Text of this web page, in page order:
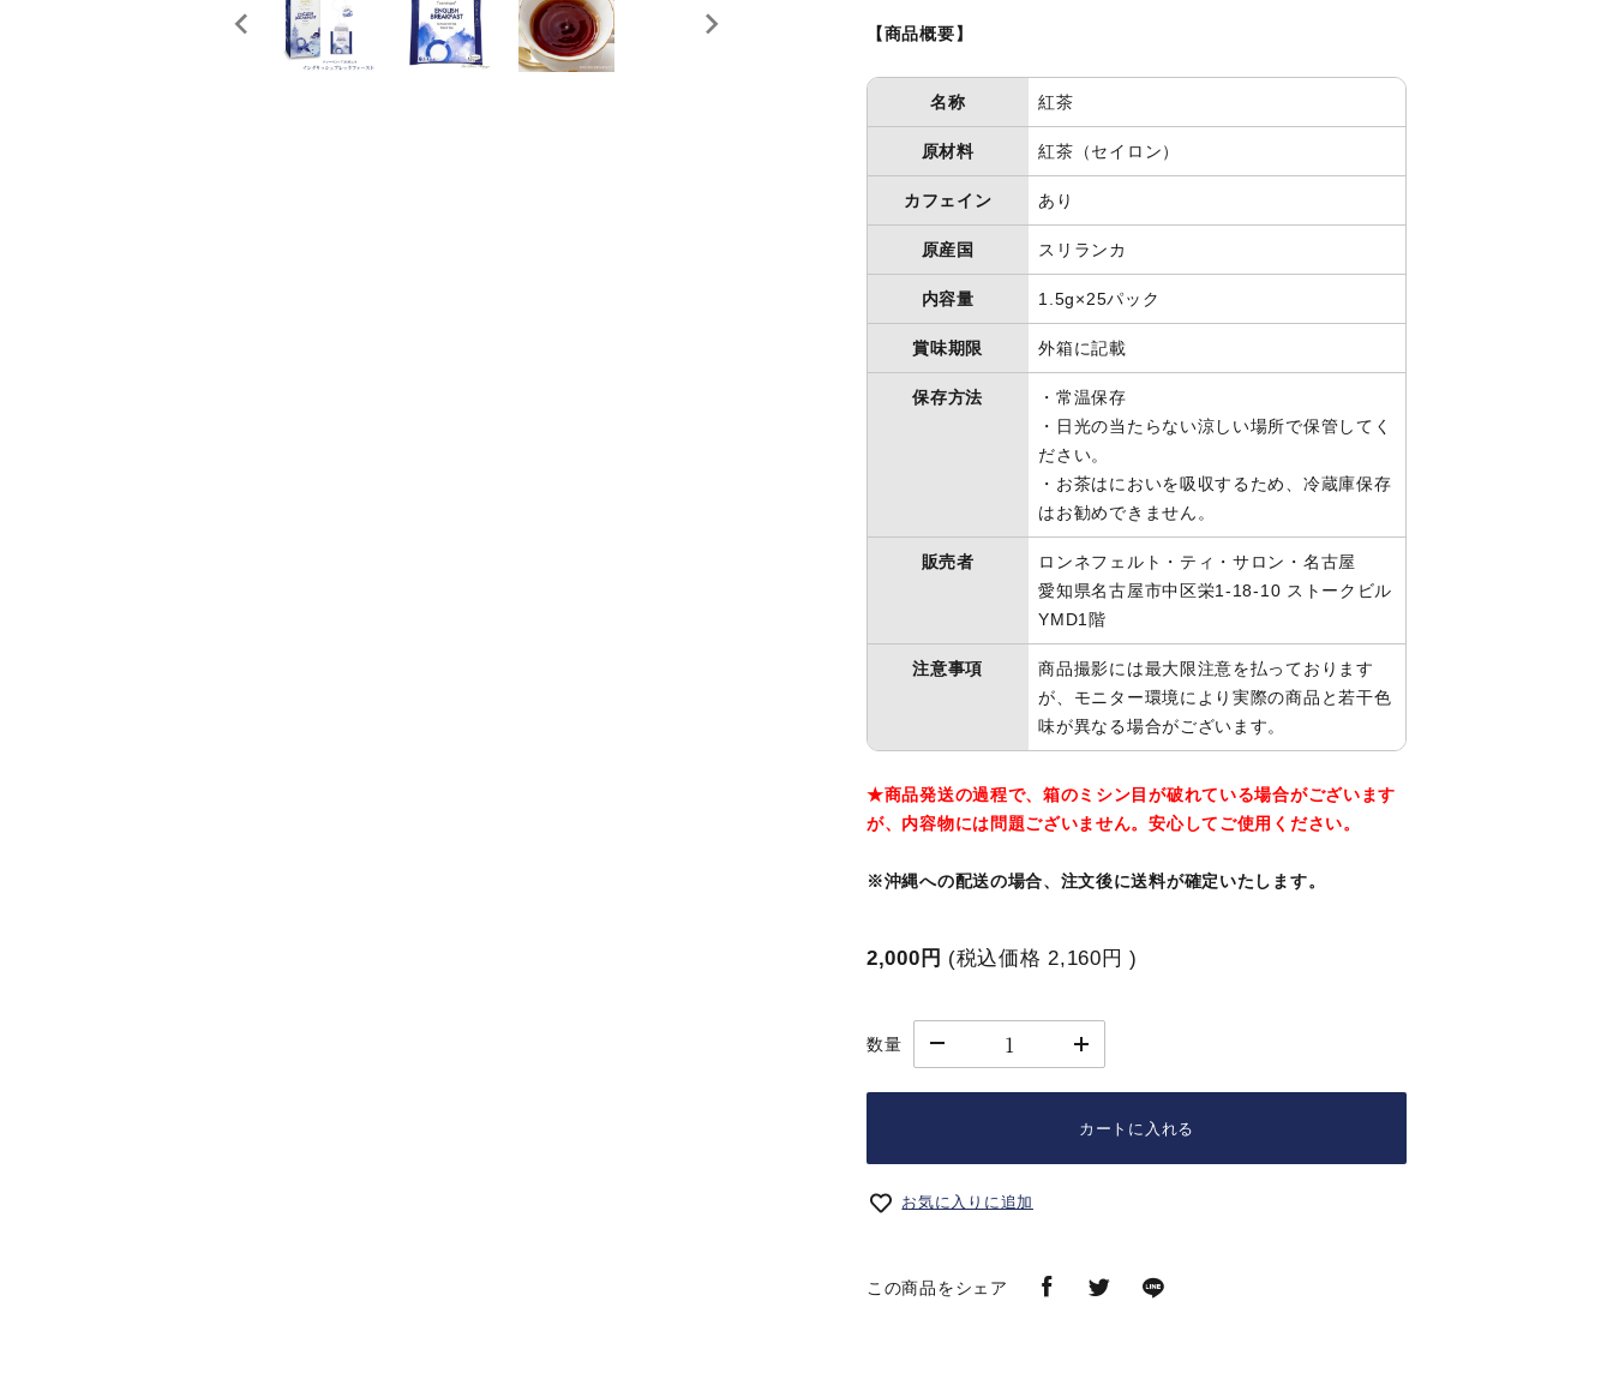
ティー
【商品概要】
名称 紅茶
原材料 紅茶（セイロン）
カフェイン あり
原産国 スリランカ
内容量 1.5g×25パック
賞味期限 外箱に記載
保存方法
・常温保存
・日光の当たらない涼しい場所で保管してく
ださい。
・お茶はにおいを吸収するため、冷蔵庫保存
はお勧めできません。
販売者
ロンネフェルト・ティ・サロン・名古屋
愛知県名古屋市中区栄1-18-10 ストークビル
YMD1階
注意事項
商品撮影には最大限注意を払っております
が、モニター環境により実際の商品と若干色
味が異なる場合がございます。
★商品発送の過程で、箱のミシン目が破れている場合がございます
が、内容物には問題ございません。安心してご使用ください。
※沖縄への配送の場合、注文後に送料が確定いたします。
2,000円 (税込価格2,160円 )
数量
カートに入れる
お気に入りに追加
この商品をシェア